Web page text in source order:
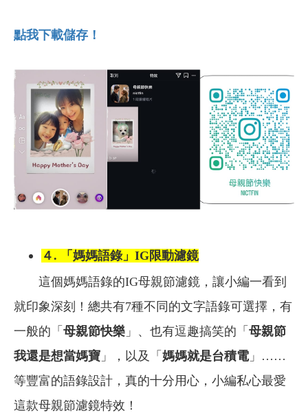
點我下載儲存！
４. 「媽媽語錄」IG限動濾鏡
這個媽媽語錄的IG母親節濾鏡，讓小編一看到
就印象深刻！總共有7種不同的文字語錄可選擇，有
一般的「 母親節快樂 」、也有逗趣搞笑的「 母親節
我還是想當媽寶 」，以及「 媽媽就是台積電」……
等豐富的語錄設計，真的十分用心，小編私心最愛
這款母親節濾鏡特效！